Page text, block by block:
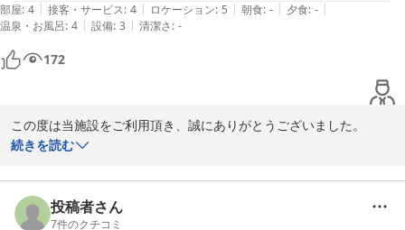
に3か所も入れました(＾ω＾)♪
ソファがあったらもっとくつろげたかなぁというのと、朝の身支度時に
鏡争奪戦になったのがちょっと大変だったかなｗ
でも、シーズンオフの平日とはいえ広い部屋に格安で泊まれて全員大満
ベッド3台しかないから2人は一緒に寝なきゃいけなかったけど、ベッ
ドじゃんけんしたりして楽しかったですｗ
土地勘ないし下調べもろくにせずに行ったので、おすすめの場所の情報
部屋: 4 | 接客・サービス: 4 | ロケーション: 5 | 朝食: - | 夕食: - |
温泉・お風呂: 4 | 設備: 3 | 清潔さ: -
172
この度は当施設をご利用頂き、誠にありがとうございました。
に少しでもお役に立てたのでしたら大変嬉しく存じます。
頂戴しましたソファや鏡に関するご意見は今後のサービス向上の参
考にさせて頂き、お客様によりご満足頂けるよう努めて参ります。
続きを読む
投稿者さん
7件のクチコミ